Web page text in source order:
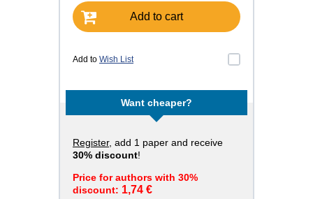
Add to cart
Add to Wish List
Want cheaper?
Register, add 1 paper and receive
30% discount!
Price for authors with 30%
discount: 1,74 €